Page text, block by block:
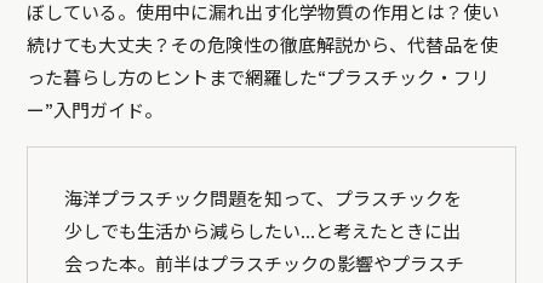
ぼしている。使用中に漏れ出す化学物質の作用とは？使い
続けても大丈夫？その危険性の徹底解説から、代替品を使
った暮らし方のヒントまで網羅した“プラスチック・フリ
ー”入門ガイド。
海洋プラスチック問題を知って、プラスチックを
少しでも生活から減らしたい…と考えたときに出
会った本。前半はプラスチックの影響やプラスチ